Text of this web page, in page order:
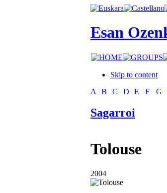
Esan
Skip to content
A
B C D E F G
Sagarroi
Tolouse
2004